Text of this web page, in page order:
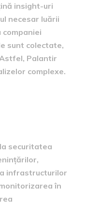
insight-uri
necesar luării
sunt colectate,
Palantir
complexe.
securitatea
infrastructurilor
în